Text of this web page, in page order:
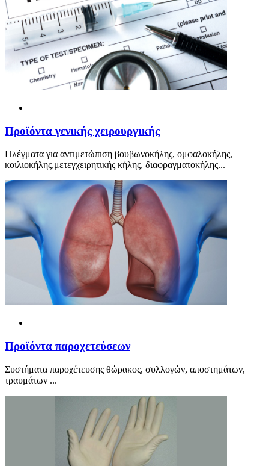
Προϊόντα γενικής χειρουργικής
Πλέγματα για αντιμετώπιση βουβωνοκήλης, ομφαλοκήλης,
κοιλιοκήλης,μετεγχειρητικής κήλης, διαφραγματοκήλης...
Προϊόντα παροχετεύσεων
Συστήματα παροχέτευσης θώρακος, συλλογών, αποστημάτων,
τραυμάτων ...